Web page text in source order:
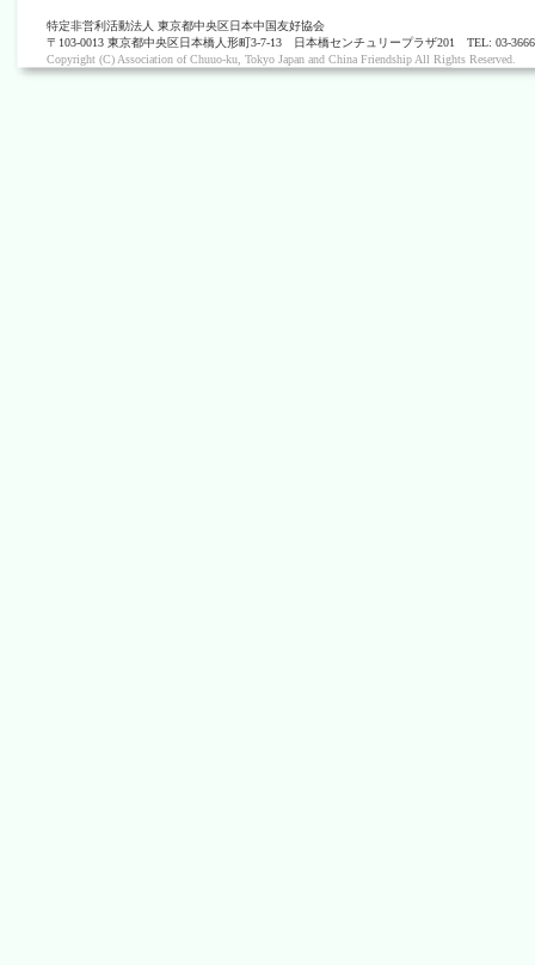
特定非営利活動法人 東京都中央区日本中国友好協会
〒103-0013 東京都中央区日本橋人形町3-7-13 日本橋センチュリープラザ201 TEL: 03-
Copyright (C) Association of Chuuo-ku, Tokyo Japan and China Friendship All Rights Reserved.